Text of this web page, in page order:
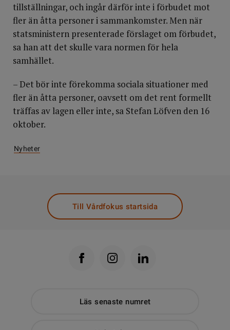
tillställningar, och ingår därför inte i förbudet mot
fler än åtta personer i sammankomster. Men när
statsministern presenterade förslaget om förbudet,
sa han att det skulle vara normen för hela
samhället.
– Det bör inte förekomma sociala situationer med
fler än åtta personer, oavsett om det rent formellt
träffas av lagen eller inte, sa Stefan Löfven den 16
oktober.
Nyheter
Till Vårdfokus startsida
Läs senaste numret